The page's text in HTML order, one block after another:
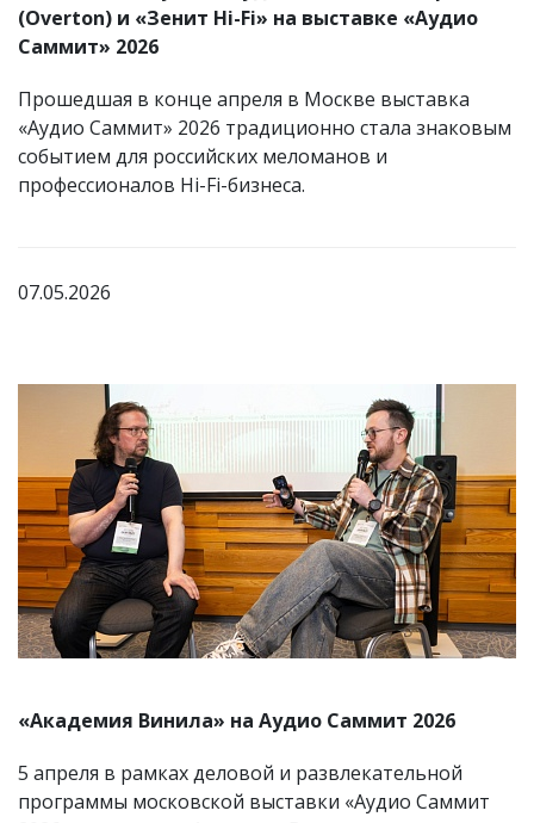
(Overton) и «Зенит Hi-Fi» на выставке «Аудио
Саммит» 2026
Прошедшая в конце апреля в Москве выставка
«Аудио Саммит» 2026 традиционно стала знаковым
событием для российских меломанов и
профессионалов Hi-Fi-бизнеса.
07.05.2026
«Академия Винила» на Аудио Саммит 2026
5 апреля в рамках деловой и развлекательной
программы московской выставки «Аудио Саммит